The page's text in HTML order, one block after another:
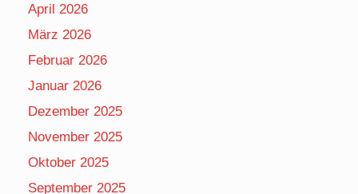
April 2026
März 2026
Februar 2026
Januar 2026
Dezember 2025
November 2025
Oktober 2025
September 2025